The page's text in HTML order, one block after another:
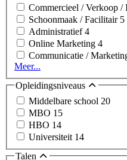
Commercieel / Verkoop /
Schoonmaak / Facilitair 5
Administratief4
Online Marketing 4
Communicatie /
Meer...
Opleidingsniveaus
Middelbare school 20
MBO 15
HBO 14
Universiteit 14
Talen